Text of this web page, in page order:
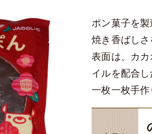
ポン菓子を
焼き香ばしさ
表面は、カ
イルを配合し
一枚一枚手作